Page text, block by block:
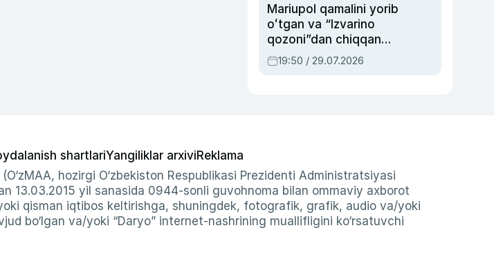
Mariupol qamalini yorib
oʻtgan va “Izvarino
qozoni”dan chiqqan
qahramon — Ukraina
armiyasi bosh
19:50 / 29.07.2026
shartlariYangiliklar arxiviReklama
hozirgi O‘zbekiston Respublikasi Prezidenti Administratsiyasi
13.03.2015 yil sanasida 0944-sonli guvohnoma bilan ommaviy axborot
qisman iqtibos keltirishga, shuningdek, fotografik, grafik, audio va/yoki
bo‘lgan va/yoki “Daryo” internet-nashrining muallifligini ko‘rsatuvchi